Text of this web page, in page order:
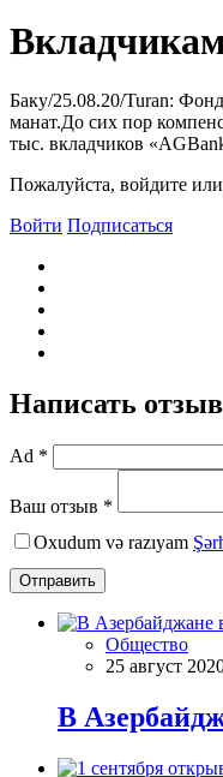
Баку/25.08.20/Turan:
манат.До сих пор
тыс. вкладчиков
Пожалуйста, войдите
Войти Подписаться
Написать отзыв
Ad *
Ваш отзыв *
Oxudum və razıyam
Отправить
Общество
25 август
В